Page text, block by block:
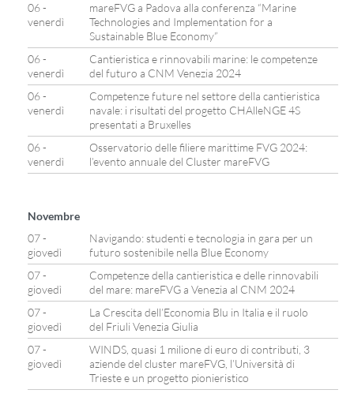
06 -
venerdì
mareFVG a Padova alla conferenza “Marine
Technologies and Implementation for a
Sustainable Blue Economy”
06 -
venerdì
Cantieristica e rinnovabili marine: le competenze
del futuro a CNM Venezia 2024
06 -
venerdì
Competenze future nel settore della cantieristica
navale: i risultati del progetto CHAlleNGE 4S
presentati a Bruxelles
06 -
venerdì
Osservatorio delle filiere marittime FVG 2024:
l’evento annuale del Cluster mareFVG
Novembre
07 -
giovedì
Navigando: studenti e tecnologia in gara per un
futuro sostenibile nella Blue Economy
07 -
giovedì
Competenze della cantieristica e delle rinnovabili
del mare: mareFVG a Venezia al CNM 2024
07 -
giovedì
La Crescita dell’Economia Blu in Italia e il ruolo
del Friuli Venezia Giulia
07 -
giovedì
WINDS, quasi 1 milione di euro di contributi, 3
aziende del cluster mareFVG, l’Università di
Trieste e un progetto pionieristico